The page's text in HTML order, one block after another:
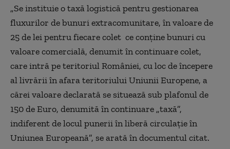
„Se instituie o taxă logistică pentru gestionarea
fluxurilor de bunuri extracomunitare, în valoare de
25 de lei pentru fiecare colet ce conține bunuri cu
valoare comercială, denumit în continuare colet,
care intră pe teritoriul României, cu loc de începere
al livrării în afara teritoriului Uniunii Europene, a
cărei valoare declarată se situează sub plafonul de
150 de Euro, denumită în continuare „taxă”,
indiferent de locul punerii în liberă circulație în
Uniunea Europeană”, se arată în documentul citat.